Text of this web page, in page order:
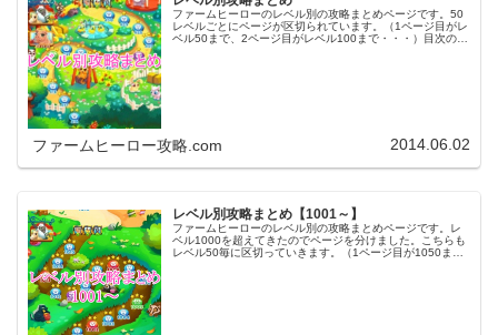
ファームヒーローのレベル別の攻略まとめページです。50
レベルごとにページが区切られています。（1ページ目がレ
ベル50まで、2ページ目がレベル100まで・・・）目次のリ
ファームヒーロー攻略.com 2014.06.02
レベル別攻略まとめ【1001～】
ファームヒーローのレベル別の攻略まとめページです。レ
ベル1000を超えてきたのでページを分けました。こちらも
レベル50毎に区切っていきます。（1ページ目が1050ま